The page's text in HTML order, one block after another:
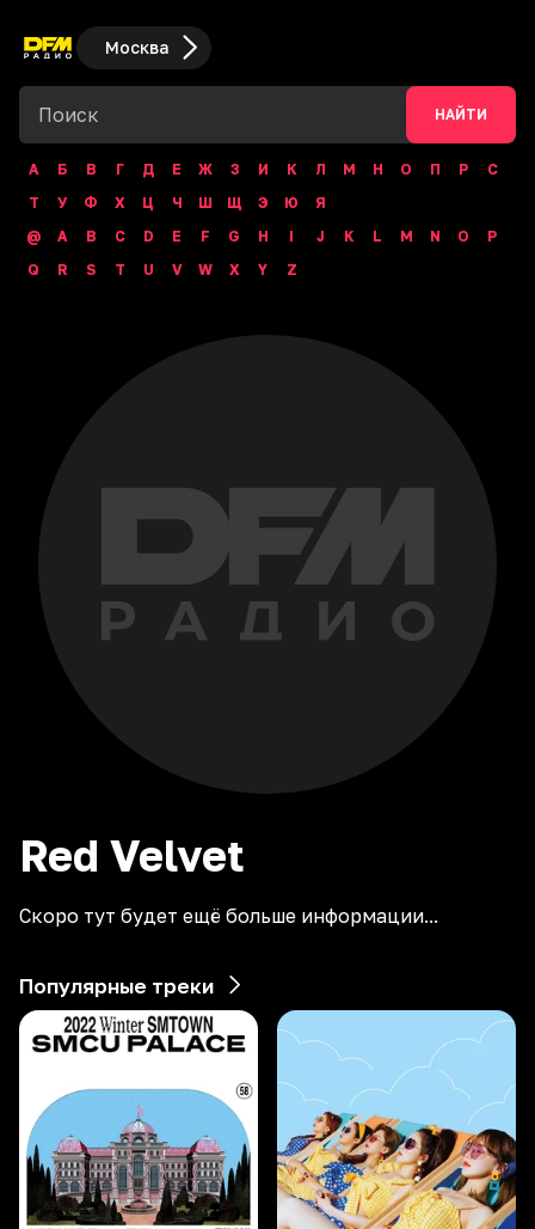
Москва
НАЙТИ
А Б В Г Д Е Ж З И К Л М Н О П Р
С
Т
У Ф Х Ц Ч Ш Щ Э Ю
Я
@
A B C D E F G H I J K L M N O
P
Q
R S T U V W X Y Z
Red Velvet
Скоро тут будет ещё больше информации...
Популярные треки